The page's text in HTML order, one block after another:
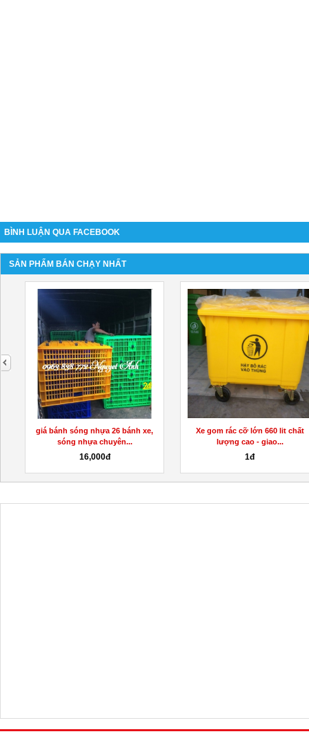
BÌNH LUẬN QUA FACEBOOK
SẢN PHẨM BÁN CHẠY NHẤT
giá bánh sóng nhựa 26 bánh xe,
sóng nhựa chuyên...
16,000đ
Xe gom rác cỡ lớn 660 lit chất
lượng cao - giao...
1đ
next